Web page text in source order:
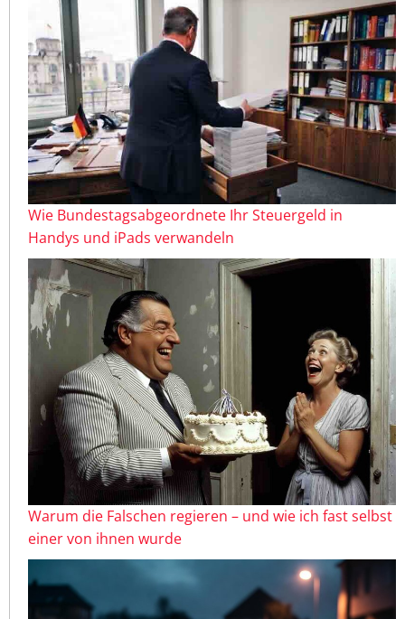
Wie Bundestagsabgeordnete Ihr Steuergeld in
Handys und iPads verwandeln
Warum die Falschen regieren – und wie ich fast selbst
einer von ihnen wurde